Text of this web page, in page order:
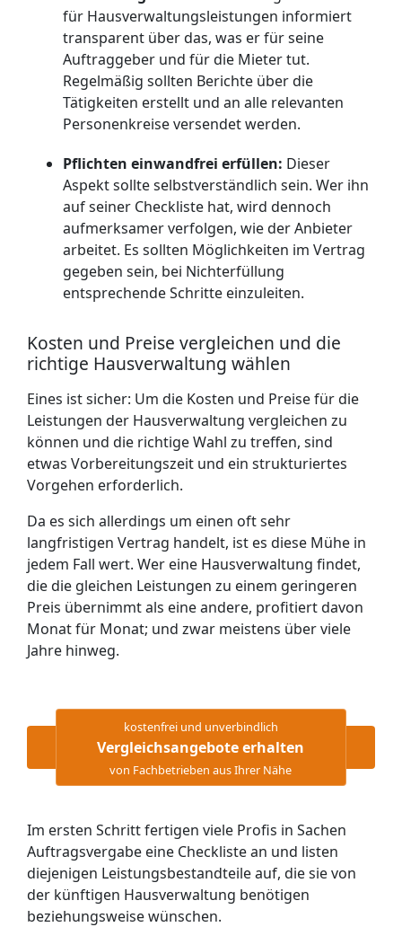
für Hausverwaltungsleistungen informiert
transparent über das, was er für seine
Auftraggeber und für die Mieter tut.
Regelmäßig sollten Berichte über die
Tätigkeiten erstellt und an alle relevanten
Personenkreise versendet werden.
Pflichten einwandfrei erfüllen: Dieser
Aspekt sollte selbstverständlich sein. Wer ihn
auf seiner Checkliste hat, wird dennoch
aufmerksamer verfolgen, wie der Anbieter
arbeitet. Es sollten Möglichkeiten im Vertrag
gegeben sein, bei Nichterfüllung
entsprechende Schritte einzuleiten.
Kosten und Preise vergleichen und die
richtige Hausverwaltung wählen
Eines ist sicher: Um die Kosten und Preise für die
Leistungen der Hausverwaltung vergleichen zu
können und die richtige Wahl zu treffen, sind
etwas Vorbereitungszeit und ein strukturiertes
Vorgehen erforderlich.
Da es sich allerdings um einen oft sehr
langfristigen Vertrag handelt, ist es diese Mühe in
jedem Fall wert. Wer eine Hausverwaltung findet,
die die gleichen Leistungen zu einem geringeren
Preis übernimmt als eine andere, profitiert davon
Monat für Monat; und zwar meistens über viele
Jahre hinweg.
kostenfrei und unverbindlich
Vergleichsangebote erhalten
von Fachbetrieben aus Ihrer Nähe
Im ersten Schritt fertigen viele Profis in Sachen
Auftragsvergabe eine Checkliste an und listen
diejenigen Leistungsbestandteile auf, die sie von
der künftigen Hausverwaltung benötigen
beziehungsweise wünschen.